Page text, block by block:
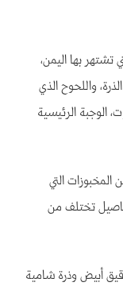
تشتهر بها اليمن،
واللحوح الذي
الوجبة الرئيسية
التي
تختلف من
أبيض وذرة شامية